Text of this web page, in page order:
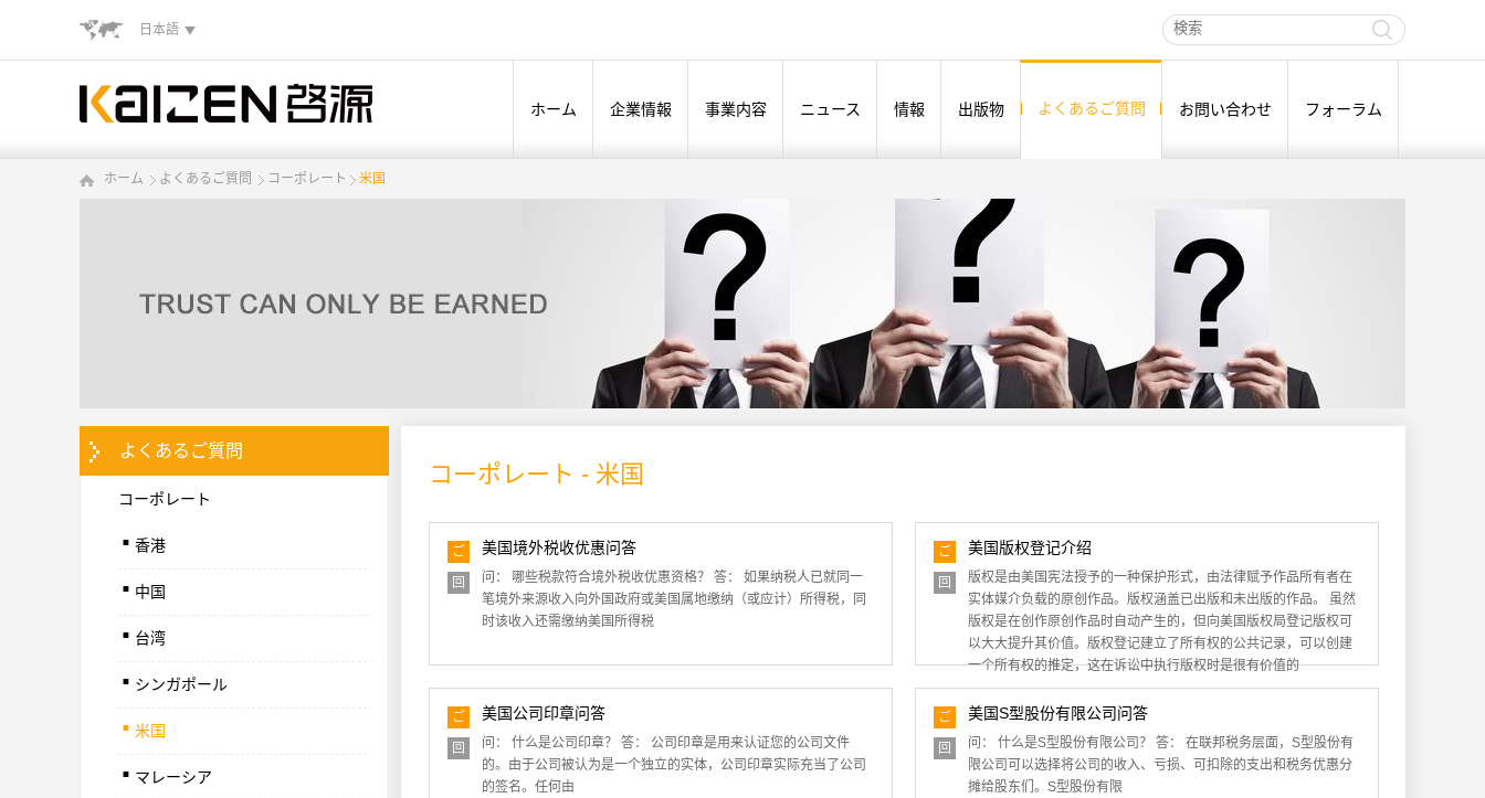
日本語
ホーム 企業情報 事業内容 ニュース 情報 出版物 よくあるご質問 お問い合わせ フォーラム
ホーム よくあるご質問 コーポレート 米国
よくあるご質問
コーポレート
.香港
. 中国
. 台湾
. シンガポール
. 米国
. マレーシア
コーポレート - 米国
ご
質
問
美国境外税收优惠问答
回
问： 哪些税款符合境外税收优惠资格？ 答： 如果纳税人已就同一
笔境外来源收入向外国政府或美国属地缴纳（或应计）所得税，同
时该收入还需缴纳美国所得税
ご
質
問
美国版权登记介绍
回
版权是由美国宪法授予的一种保护形式，由法律赋予作品所有者在
实体媒介负载的原创作品。版权涵盖已出版和未出版的作品。 虽然
版权是在创作原创作品时自动产生的，但向美国版权局登记版权可
以大大提升其价值。版权登记建立了所有权的公共记录，可以创建
一个所有权的推定，这在诉讼中执行版权时是很有价值的
ご
質
問
美国公司印章问答
回
问： 什么是公司印章？ 答： 公司印章是用来认证您的公司文件
的。由于公司被认为是一个独立的实体，公司印章实际充当了公司
的签名。任何由
ご
質
問
美国S型股份有限公司问答
回
问： 什么是S型股份有限公司？ 答： 在联邦税务层面，S型股份有
限公司可以选择将公司的收入、亏损、可扣除的支出和税务优惠分
摊给股东们。S型股份有限